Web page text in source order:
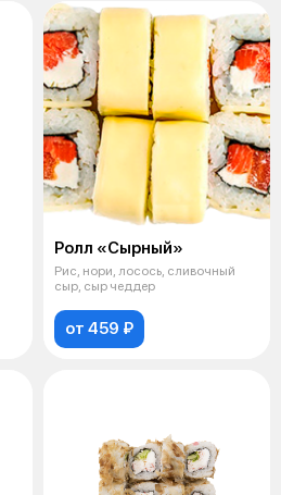
Ролл «Сырный»
Рис, нори, лосось, сливочный
сыр, сыр чеддер
от 459 ₽